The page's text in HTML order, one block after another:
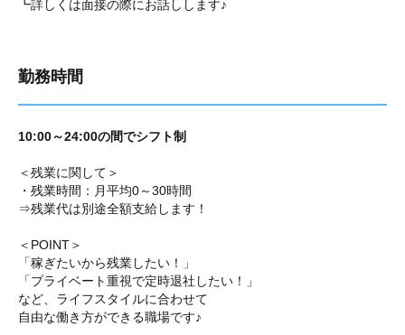
┗詳しくは面接の際にお話しします♪
勤務時間
10:00～24:00の間でシフト制
＜残業に関して＞
・残業時間：月平均0～30時間
⇒残業代は別途全額支給します！
＜POINT＞
「稼ぎたいから残業したい！」
「プライベート重視で定時退社したい！」
など、ライフスタイルに合わせて
自由な働き方ができる職場です♪